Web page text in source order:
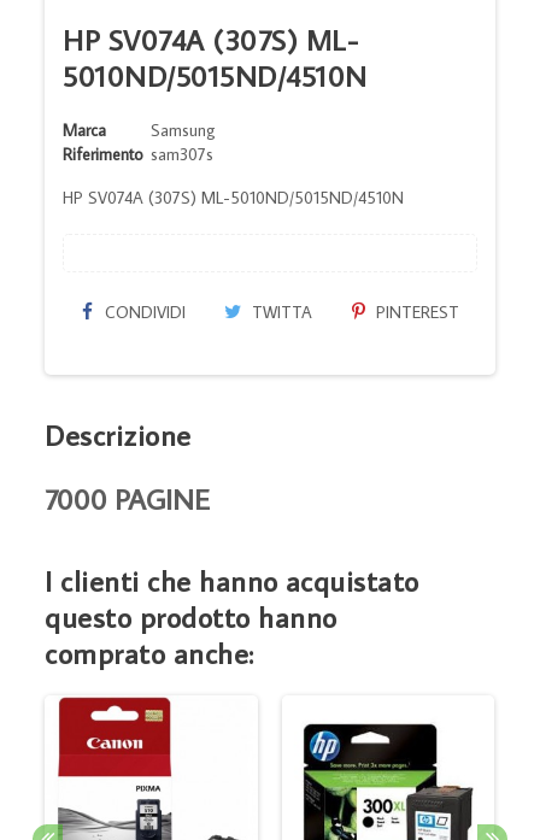
HP SV074A (307S) ML-
5010ND/5015ND/4510N
Marca
Samsung
Riferimento sam307s
HP SV074A (307S) ML-5010ND/5015ND/4510N
CONDIVIDI TWITTA PINTEREST
Descrizione
7000 PAGINE
I clienti che hanno acquistato
questo prodotto hanno
comprato anche: